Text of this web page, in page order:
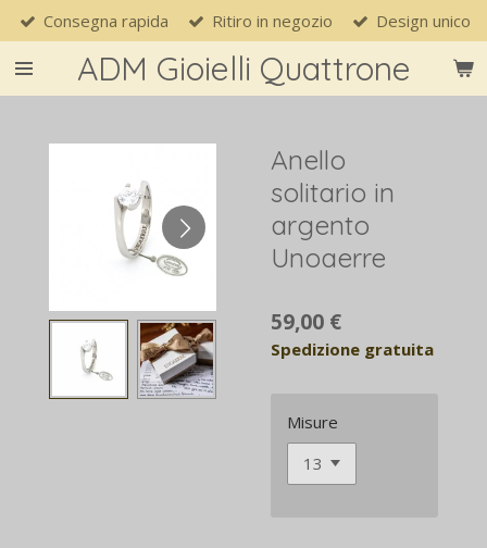
Vai
al
contenuto
principale
ADM Gioielli Quattrone
Consegna rapida Ritiro in negozio Design unico
Anello
solitario in
argento
Unoaerre
59,00 €
Spedizione gratuita
Misure